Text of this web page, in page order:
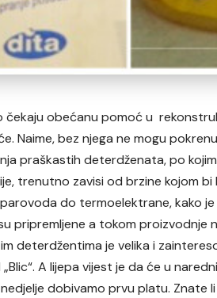
čekaju obećanu pomoć u
Naime, bez njega ne mogu
praškastih deterdženata, po
trenutno zavisi od brzine kojom
do termoelektrane, kako
pripremljene a tokom proizvodnje
deterdžentima je velika i
A lijepa vijest je da će u
dobivamo prvu platu. Znate